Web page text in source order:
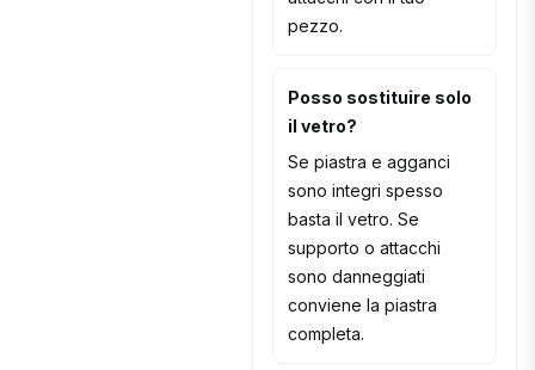
pezzo.
Posso sostituire solo
il vetro?
Se piastra e agganci
sono integri spesso
basta il vetro. Se
supporto o attacchi
sono danneggiati
conviene la piastra
completa.